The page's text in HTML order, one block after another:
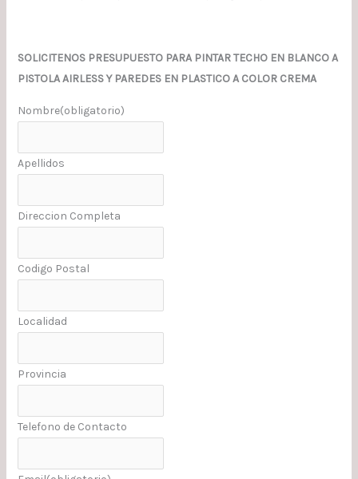
SOLICITENOS PRESUPUESTO PARA PINTAR TECHO EN BLANCO A
PISTOLA AIRLESS Y PAREDES EN PLASTICO A COLOR CREMA
Nombre(obligatorio)
Apellidos
Direccion Completa
Codigo Postal
Localidad
Provincia
Telefono de Contacto